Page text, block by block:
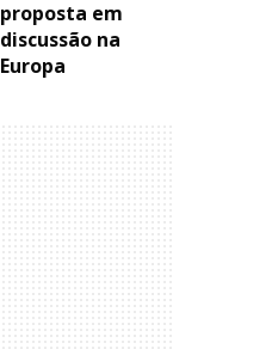
proposta em
discussão na
Europa